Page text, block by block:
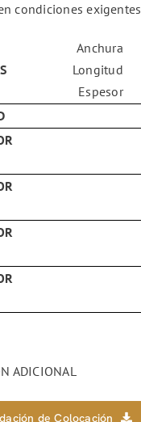
condiciones exigentes
Anchura
Longitud
Espesor
ADICIONAL
de Colocación